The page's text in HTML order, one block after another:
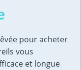
pour acheter
vous
et longue